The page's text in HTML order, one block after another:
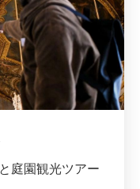
庭園観光ツアー